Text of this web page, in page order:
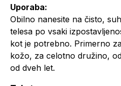
Uporaba:
Obilno nanesite na čisto,
telesa po vsaki
kot je potrebno. Primerno
kožo, za celotno družino,
od dveh let.